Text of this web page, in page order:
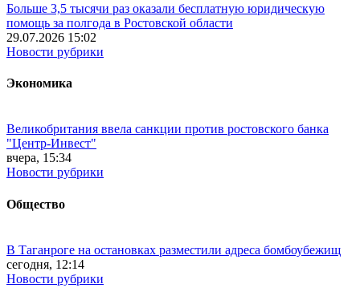
Больше 3,5 тысячи раз оказали бесплатную юридическую
помощь за полгода в Ростовской области
29.07.2026 15:02
Новости рубрики
Экономика
Великобритания ввела санкции против ростовского банка
"Центр-Инвест"
вчера, 15:34
Новости рубрики
Общество
В Таганроге на остановках разместили адреса бомбоубежищ
сегодня, 12:14
Новости рубрики